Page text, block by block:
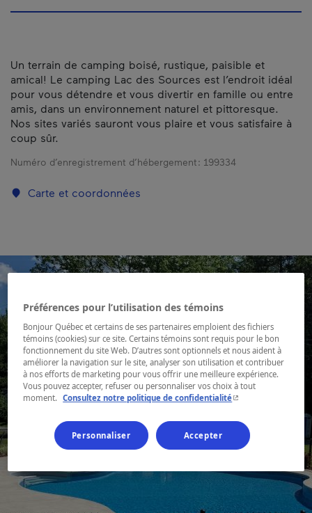
Un terrain de camping boisé, rustique, paisible et
amical! Le camping Lac des Sources est l’endroit idéal
pour vous détendre et vous divertir en famille ou entre
amis, dans un environnement naturel et pittoresque.
Nos sites variés sauront vous plaire et vous satisfaire à
coup sûr.
Numéro d’enregistrement d’hébergement : 199334
Carte et coordonnées
Préférences pour l’utilisation des témoins
Bonjour Québec et certains de ses partenaires emploient des fichiers
témoins (cookies) sur ce site. Certains témoins sont requis pour le bon
fonctionnement du site Web. D’autres sont optionnels et nous aident à
améliorer la navigation sur le site, analyser son utilisation et contribuer
à nos efforts de marketing pour vous offrir une meilleure expérience.
Vous pouvez accepter, refuser ou personnaliser vos choix à tout
moment.
Consultez notre politique de confidentialité- Cet hyperlien
Personnaliser Accepter